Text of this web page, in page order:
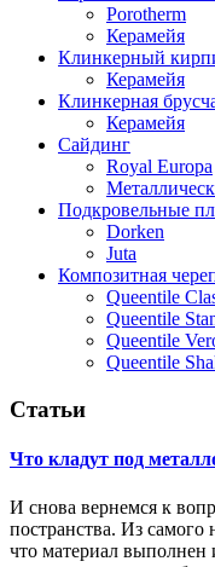
Porotherm
Керамейя
Клинкерный
Керамейя
Клинкерная
Керамейя
Сайдинг
Royal Europa
Подкровельные
Dorken
Juta
Композитная
Queentile
Queentile
Queentile
Queentile
Статьи
Что кладут под
И снова вернемся к
постранства. Из самого
что материал выполнен